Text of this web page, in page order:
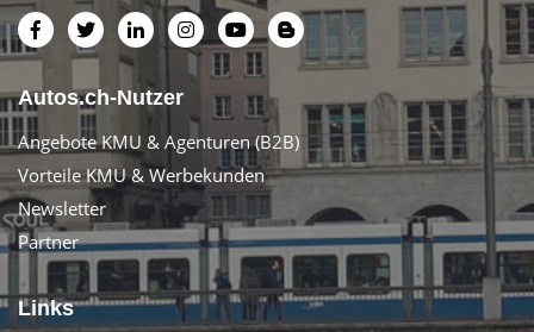
Autos.ch-Nutzer
Angebote KMU & Agenturen (B2B)
Vorteile KMU & Werbekunden
Newsletter
Partner
Links